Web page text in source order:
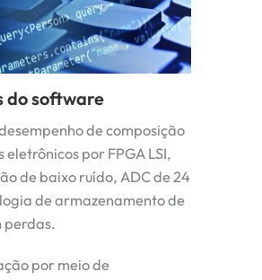
do software
de composição
eletrônicos por FPGA LSI,
de baixo ruído, ADC de 24
de armazenamento de
perdas.
por meio de